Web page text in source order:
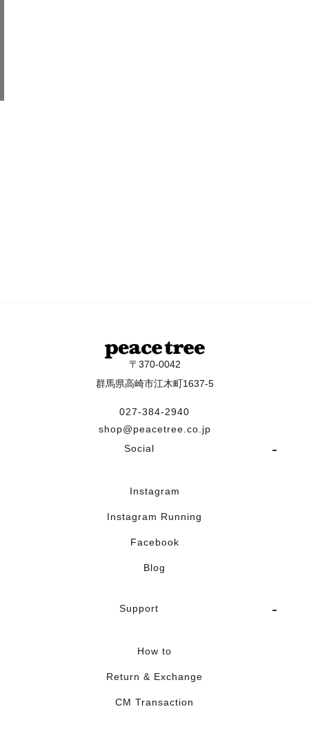
〒370-0042
群馬県高崎市江木町1637-5
027-384-2940
shop@peacetree.co.jp
Social
Instagram
Instagram Running
Facebook
Blog
Support
How to
Return & Exchange
CM Transaction